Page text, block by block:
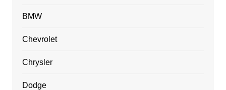
BMW
Chevrolet
Chrysler
Dodge